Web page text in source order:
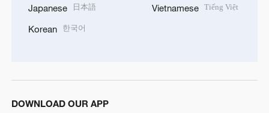
Japanese 日本語
Korean 한국어
Vietnamese Tiếng Việt
DOWNLOAD OUR APP